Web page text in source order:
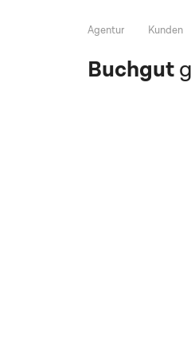
Agentur Kunden
Buchgut